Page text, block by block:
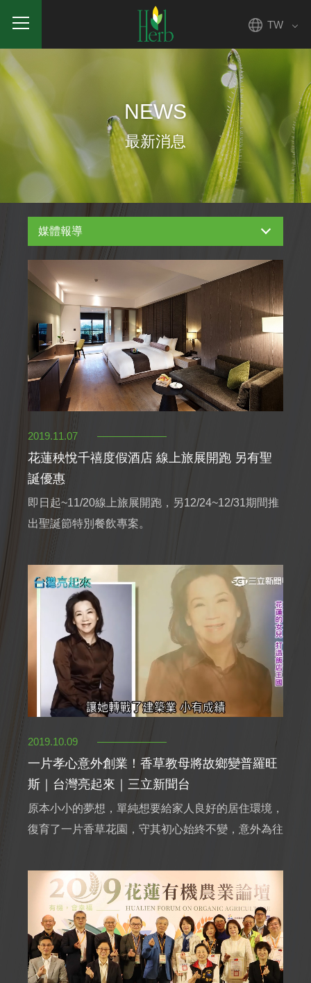
TW
NEWS
最新消息
媒體報導
2019.11.07
花蓮秧悅千禧度假酒店 線上旅展開跑 另有聖
誕優惠
即日起~11/20線上旅展開跑，另12/24~12/31期間推
出聖誕節特別餐飲專案。
2019.10.09
一片孝心意外創業！香草教母將故鄉變普羅旺
斯｜台灣亮起來｜三立新聞台
原本小小的夢想，單純想要給家人良好的居住環境，
復育了一片香草花園，守其初心始終不變，意外為往
小小護理師轉變為國際飯店創辦人，香草教母-尹純
綢董事長的故事。